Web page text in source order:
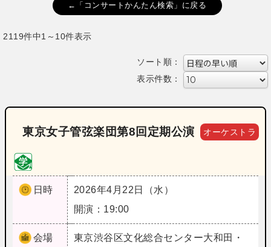
←「コンサートかんたん検索」に戻る
2119件中1～10件表示
ソート順：
表示件数：
東京女子管弦楽団第8回定期公演 オーケストラ
日時
2026年4月22日（水）
開演：19:00
会場 東京渋谷区文化総合センター大和田・